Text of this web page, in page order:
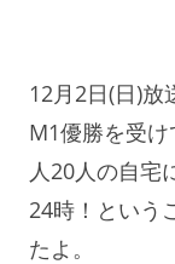
12月2日(日)放
M1優勝を受
人20人の自宅
24時！という
たよ。